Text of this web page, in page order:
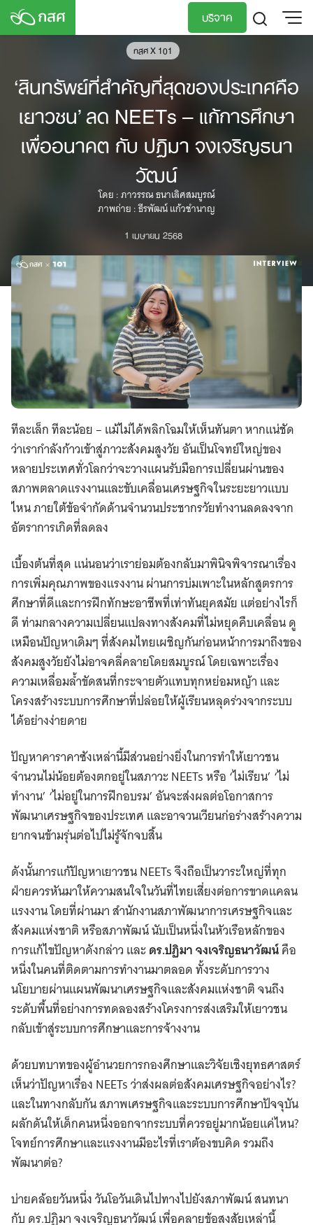
Skip
บริจาค
กสศ X 101
‘สินทรัพย์ที่สำคัญที่สุดของประเทศคือ
เยาวชน’ ลด NEETs – แก้การศึกษา
เพื่ออนาคต กับ ปฏิมา จงเจริญธนา
วัฒน์
โดย : ภาวรรณ ธนาเลิศสมบูรณ์
ภาพถ่าย : ธีรพัฒน์ แก้วชำนาญ
1 เมษายน 2568
ทีละเล็ก ทีละน้อย – แม้ไม่ได้พลิกโฉมให้เห็นทันตา หากแน่ชัด
ว่าเรากำลังก้าวเข้าสู่ภาวะสังคมสูงวัย อันเป็นโจทย์ใหญ่ของ
หลายประเทศทั่วโลกว่าจะวางแผนรับมือการเปลี่ยนผ่านของ
สภาพตลาดแรงงานและขับเคลื่อนเศรษฐกิจในระยะยาวแบบ
ไหน ภายใต้ข้อจำกัดด้านจำนวนประชากรวัยทำงานลดลงจาก
อัตราการเกิดที่ลดลง
เบื้องต้นที่สุด แน่นอนว่าเราย่อมต้องกลับมาพินิจพิจารณาเรื่อง
การเพิ่มคุณภาพของแรงงาน ผ่านการบ่มเพาะในหลักสูตรการ
ศึกษาที่ดีและการฝึกทักษะอาชีพที่เท่าทันยุคสมัย แต่อย่างไรก็
ดี ท่ามกลางความเปลี่ยนแปลงทางสังคมที่ไม่หยุดคืบเคลื่อน ดู
เหมือนปัญหาเดิมๆ ที่สังคมไทยเผชิญกันก่อนหน้าการมาถึงของ
สังคมสูงวัยยังไม่อาจคลี่คลายโดยสมบูรณ์ โดยเฉพาะเรื่อง
ความเหลื่อมล้ำขัดสนที่กระจายตัวแทบทุกหย่อมหญ้า และ
โครงสร้างระบบการศึกษาที่ปล่อยให้ผู้เรียนหลุดร่วงจากระบบ
ได้อย่างง่ายดาย
ปัญหาคาราคาซังเหล่านี้มีส่วนอย่างยิ่งในการทำให้เยาวชน
จำนวนไม่น้อยต้องตกอยู่ในสภาวะ NEETs หรือ ‘ไม่เรียน’ ‘ไม่
ทำงาน’ ‘ไม่อยู่ในการฝึกอบรม’ อันจะส่งผลต่อโอกาสการ
พัฒนาเศรษฐกิจของประเทศ และอาจวนเวียนก่อร่างสร้างความ
ยากจนข้ามรุ่นต่อไปไม่รู้จักจบสิ้น
ดังนั้นการแก้ปัญหาเยาวชน NEETs จึงถือเป็นวาระใหญ่ที่ทุก
ฝ่ายควรหันมาให้ความสนใจในวันที่ไทยเสี่ยงต่อการขาดแคลน
แรงงาน โดยที่ผ่านมา สำนักงานสภาพัฒนาการเศรษฐกิจและ
สังคมแห่งชาติ หรือสภาพัฒน์ นับเป็นหนึ่งในหัวเรือหลักของ
การแก้ไขปัญหาดังกล่าว และดร.ปฏิมา จงเจริญธนาวัฒน์คือ
หนึ่งในคนที่ติดตามการทำงานมาตลอด ทั้งระดับการวาง
นโยบายผ่านแผนพัฒนาเศรษฐกิจและสังคมแห่งชาติ จนถึง
ระดับพื้นที่อย่างการทดลองสร้างโครงการส่งเสริมให้เยาวชน
กลับเข้าสู่ระบบการศึกษาและการจ้างงาน
ด้วยบทบาทของผู้อำนวยการกองศึกษาและวิจัยเชิงยุทธศาสตร์
เห็นว่าปัญหาเรื่อง NEETs ว่าส่งผลต่อสังคมเศรษฐกิจอย่างไร?
และในทางกลับกัน สภาพเศรษฐกิจและระบบการศึกษาปัจจุบัน
ผลักดันให้เด็กคนหนึ่งออกจากระบบที่ควรอยู่มากน้อยแค่ไหน?
โจทย์การศึกษาและแรงงานมีอะไรที่เราต้องขบคิด รวมถึง
พัฒนาต่อ?
บ่ายคล้อยวันหนึ่ง วันโอวันเดินไปทางไปยังสภาพัฒน์ สนทนา
กับ ดร.ปฏิมา จงเจริญธนาวัฒน์ เพื่อคลายข้อสงสัยเหล่านี้